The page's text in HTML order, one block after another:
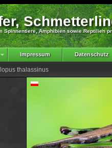
Spinnentiere, Amphibien sowie Reptilien
Impressum Datenschutz
thalassinus